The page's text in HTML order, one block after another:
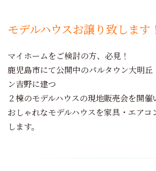
モデルハウスお譲り致します
マイホームをご検討の方、必見！
鹿児島市にて公開中のパルタウン大明
ン吉野に建つ
２棟のモデルハウスの現地販売会を開催
おしゃれなモデルハウスを家具・エアコ
します。